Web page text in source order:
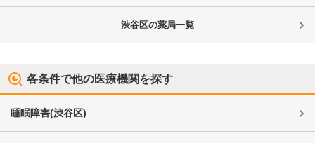
渋谷区の薬局一覧
各条件で他の医療機関を探す
睡眠障害(渋谷区)